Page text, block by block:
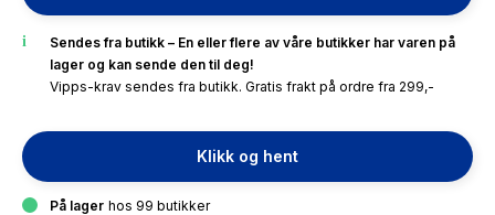
Sendes fra butikk – En eller flere av våre butikker har varen på
lager og kan sende den til deg!
Vipps-krav sendes fra butikk. Gratis frakt på ordre fra 299,-
Klikk og hent
På lager hos 99 butikker